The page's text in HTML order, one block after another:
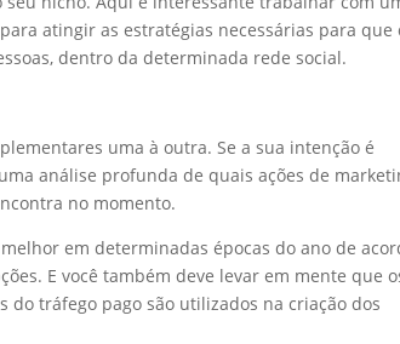
atingir as estratégias necessárias para que
dentro da determinada rede social.
uma à outra. Se a sua intenção é
análise profunda de quais ações de
no momento.
em determinadas épocas do ano de
E você também deve levar em mente que
tráfego pago são utilizados na criação dos